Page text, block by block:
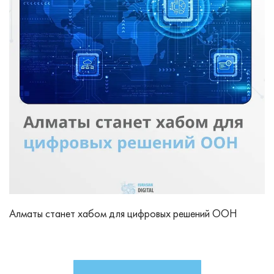
Алматы станет хабом для цифровых решений ООН